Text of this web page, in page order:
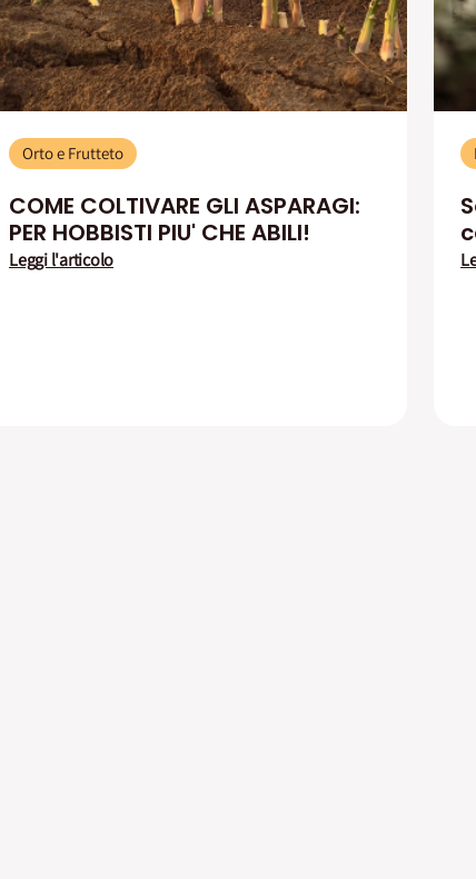
Orto e Frutteto
COME COLTIVARE GLI ASPARAGI:
PER HOBBISTI PIU' CHE ABILI!
Leggi l'articolo